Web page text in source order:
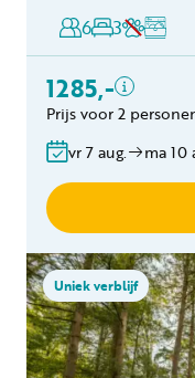
6
3
1285,-
Prijs voor 2
vr 7 aug. ma 10
Uniek verblijf